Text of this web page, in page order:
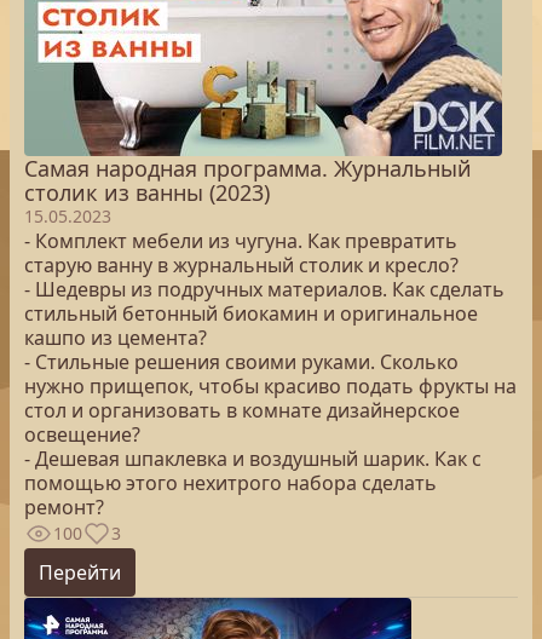
Самая народная программа. Журнальный
столик из ванны (2023)
15.05.2023
- Комплект мебели из чугуна. Как превратить
старую ванну в журнальный столик и кресло?
- Шедевры из подручных материалов. Как сделать
стильный бетонный биокамин и оригинальное
кашпо из цемента?
- Стильные решения своими руками. Сколько
нужно прищепок, чтобы красиво подать фрукты на
стол и организовать в комнате дизайнерское
освещение?
- Дешевая шпаклевка и воздушный шарик. Как с
помощью этого нехитрого набора сделать
ремонт?
100 3
Перейти